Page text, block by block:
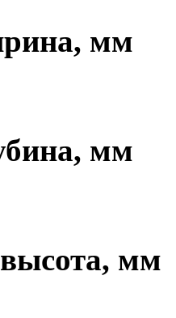
мм
мм
мм